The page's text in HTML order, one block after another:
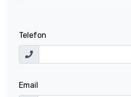
Telefon
Email